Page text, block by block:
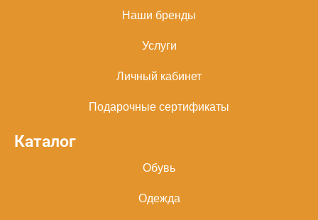
Наши бренды
Услуги
Личный кабинет
Подарочные сертификаты
Каталог
Обувь
Одежда